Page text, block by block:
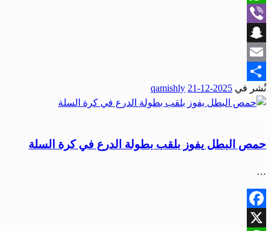
WhatsApp
Viber
Snapchat
Email
Share
نُشر في 2025-12-21
qamishly
حمص البطل يفوز بلقب بطولة الدرع في كرة السلة
…
Facebook